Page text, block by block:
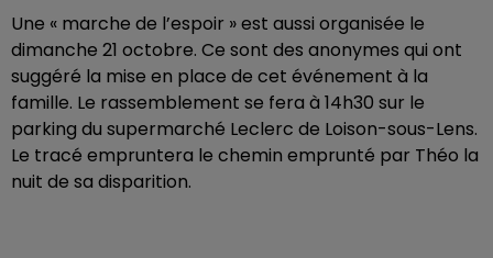
Une « marche de l’espoir » est aussi organisée le
dimanche 21 octobre. Ce sont des anonymes qui ont
suggéré la mise en place de cet événement à la
famille. Le rassemblement se fera à 14h30 sur le
parking du supermarché Leclerc de Loison-sous-Lens.
Le tracé empruntera le chemin emprunté par Théo la
nuit de sa disparition.